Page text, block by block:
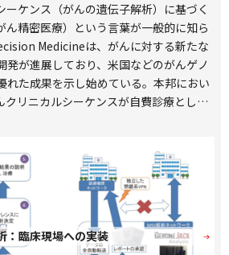
ーケンス（がんの遺伝子解析）に基づく
精密医療）という言葉が一般的に知ら
Medicineは、がんに対する新たな
発が進展しており、米国などのがんゲノ
れた成果を示し始めている。本邦におい
リニカルシーケンスが自費診療として
に立ち上げつつある。本稿においては、
つつある「がんクリニカルシーケンス」
説と将来の動向予測について、初めて聞
説する。
：臨床現場への実装